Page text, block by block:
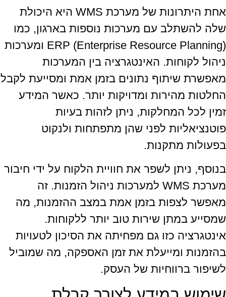
אחת היתרונות של מערכת WMS היא היכולת
שלה להשתלב עם מערכות נוספות בארגון, כמו
ERP (Enterprise Resource Planning) ומערכות
ניהול לקוחות. האינטגרציה בין המערכות
מאפשרת שיתוף נתונים בזמן אמת ומסייעת לקבל
החלטות מהירות ומדויקות יותר. כאשר המידע
זמין לכל המחלקות, ניתן לזהות בעיות
פוטנציאליות לפני שהן מתפתחות ולנקוט
בפעולות מתקנות.
בנוסף, ניתן לשפר את חוויית הלקוח על ידי חיבור
מערכת WMS למערכות ניהול הזמנות. זה
מאפשר לצפות בזמן אמת במצב ההזמנות, מה
שמסייע במתן שירות טוב יותר ללקוחות.
אינטגרציה כזו גם מפחיתה את הסיכון לטעויות
בהזמנות ומייעלת את זמן האספקה, מה שמוביל
לשיפור ברווחיות של העסק.